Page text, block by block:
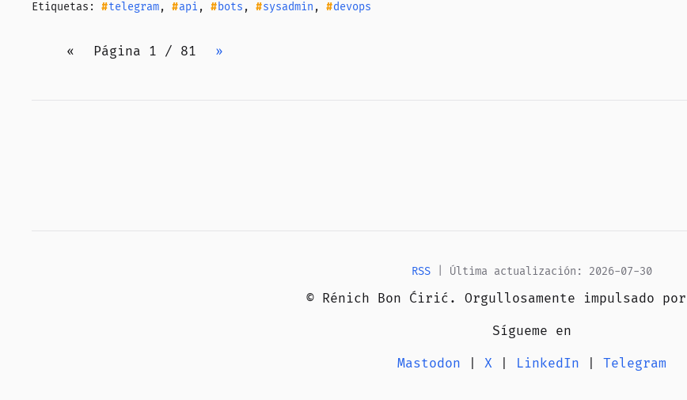
Etiquetas: telegram, api , bots , sysadmin , devops
« Página 1 / 81 »
RSS | Última actualización: 2026-07-30
© Rénich Bon Ćirić. Orgullosamente impulsado por
Sígueme en
Mastodon X LinkedIn Telegram